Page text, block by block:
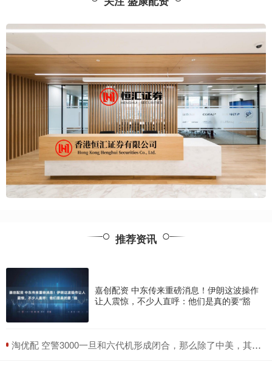
推荐资讯
嘉创配资 中东传来重磅消息！伊朗这波操作
让人震惊，不少人直呼：他们是真的要“豁
​淘优配 空警3000一旦和六代机形成闭合，那么除了中美，其他国家就可以解除武